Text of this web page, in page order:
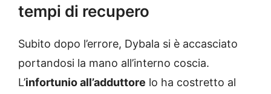
tempi di recupero
Subito dopo l’errore, Dybala si è accasciato
portandosi la mano all’interno coscia.
L’infortunio all’adduttore lo ha costretto al